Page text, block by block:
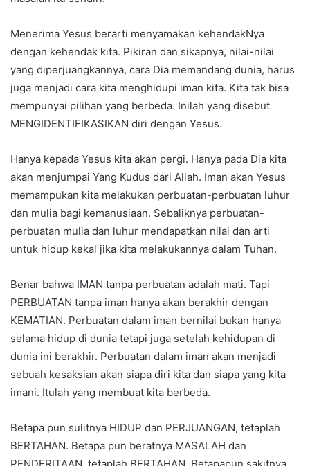
Menerima Yesus berarti menyamakan kehendakNya
dengan kehendak kita. Pikiran dan sikapnya, nilai-nilai
yang diperjuangkannya, cara Dia memandang dunia, harus
juga menjadi cara kita menghidupi iman kita. Kita tak bisa
mempunyai pilihan yang berbeda. Inilah yang disebut
MENGIDENTIFIKASIKAN diri dengan Yesus.
Hanya kepada Yesus kita akan pergi. Hanya pada Dia kita
akan menjumpai Yang Kudus dari Allah. Iman akan Yesus
memampukan kita melakukan perbuatan-perbuatan luhur
dan mulia bagi kemanusiaan. Sebaliknya perbuatan-
perbuatan mulia dan luhur mendapatkan nilai dan arti
untuk hidup kekal jika kita melakukannya dalam Tuhan.
Benar bahwa IMAN tanpa perbuatan adalah mati. Tapi
PERBUATAN tanpa iman hanya akan berakhir dengan
KEMATIAN. Perbuatan dalam iman bernilai bukan hanya
selama hidup di dunia tetapi juga setelah kehidupan di
dunia ini berakhir. Perbuatan dalam iman akan menjadi
sebuah kesaksian akan siapa diri kita dan siapa yang kita
imani. Itulah yang membuat kita berbeda.
Betapa pun sulitnya HIDUP dan PERJUANGAN, tetaplah
BERTAHAN. Betapa pun beratnya MASALAH dan